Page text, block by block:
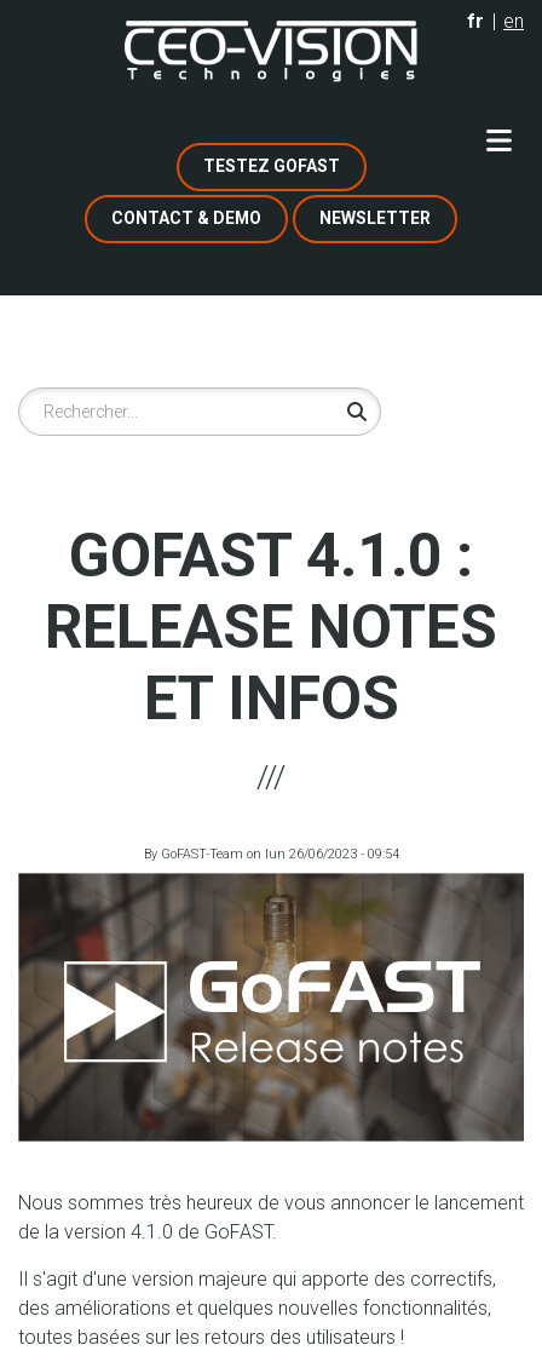
fr en
TESTEZ GOFAST
CONTACT & DEMO NEWSLETTER
Rechercher
GOFAST 4.1.0 :
RELEASE NOTES
ET INFOS
By GoFAST-Team on lun 26/06/2023 - 09:54
Nous sommes très heureux de vous annoncer le lancement
de la version 4.1.0 de GoFAST.
Il s'agit d'une version majeure qui apporte des correctifs,
des améliorations et quelques nouvelles fonctionnalités,
toutes basées sur les retours des utilisateurs !